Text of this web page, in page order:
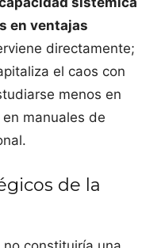
en ventajas
directamente;
el caos con
menos en
manuales de
de la